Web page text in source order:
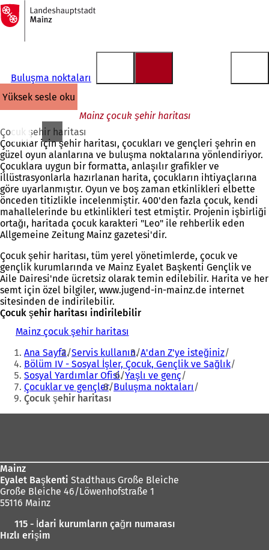
İçeriğe atla
Ana
sayfaya
Buluşma noktaları
yüksek sesle oku
Mainz çocuk şehir haritası
Çocuk şehir haritası
Çocuklar için şehir haritası, çocukları ve gençleri şehrin en
güzel oyun alanlarına ve buluşma noktalarına yönlendiriyor.
Çocuklara uygun bir formatta, anlaşılır grafikler ve
illüstrasyonlarla hazırlanan harita, çocukların ihtiyaçlarına
göre uyarlanmıştır. Oyun ve boş zaman etkinlikleri elbette
önceden titizlikle incelenmiştir. 400'den fazla çocuk, kendi
mahallelerinde bu etkinlikleri test etmiştir. Projenin işbirliği
ortağı, haritada çocuk karakteri "Leo" ile rehberlik eden
Allgemeine Zeitung Mainz gazetesi'dir.
Çocuk şehir haritası, tüm yerel yönetimlerde, çocuk ve
gençlik kurumlarında ve Mainz Eyalet Başkenti Gençlik ve
Aile Dairesi'nde ücretsiz olarak temin edilebilir. Harita ve her
semt için özel bilgiler, www.jugend-in-mainz.de internet
sitesinden de indirilebilir.
Çocuk şehir haritası indirilebilir
Mainz çocuk şehir haritası
e
n
i
b
r
d
e
ı
Buradasınız:
Ana Sayfa Servis kullanın A'dan Z'ye isteğiniz
Bölüm IV - Sosyal İşler, Çocuk, Gençlik ve Sağlık
Sosyal Yardımlar Ofisi Yaşlı ve genç
Çocuklar ve gençler Buluşma noktaları
Çocuk şehir haritası
Mainz
Eyalet Başkenti Stadthaus Große Bleiche
Große Bleiche 46/Löwenhofstraße 1
55116 Mainz
115 - İdari kurumların çağrı numarası
Hızlı erişim